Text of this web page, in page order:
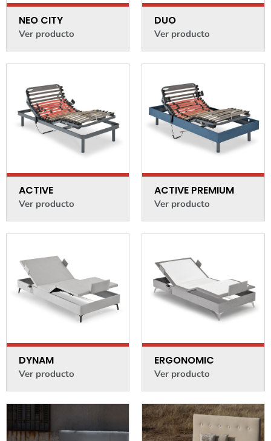
NEO CITY
Ver producto
DUO
Ver producto
ACTIVE
Ver producto
ACTIVE PREMIUM
Ver producto
DYNAM
Ver producto
ERGONOMIC
Ver producto